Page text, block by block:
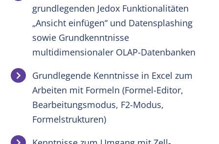
grundlegenden Jedox Funktionalitäten
„Ansicht einfügen“ und Datensplashing
sowie Grundkenntnisse
multidimensionaler OLAP-Datenbanken
Grundlegende Kenntnisse in Excel zum
Arbeiten mit Formeln (Formel-Editor,
Bearbeitungsmodus, F2-Modus,
Formelstrukturen)